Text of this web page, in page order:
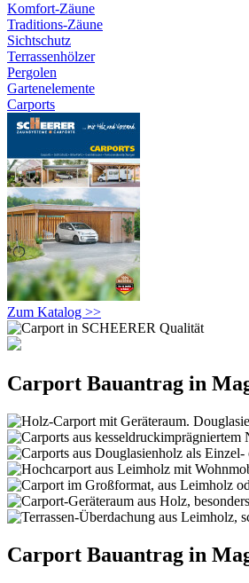
Komfort-Zäune
Traditions-Zäune
Sichtschutz
Terrassenhölzer
Pergolen
Gartenelemente
Carports
Zum Katalog >>
Carport Bauantrag in
Carport Bauantrag in